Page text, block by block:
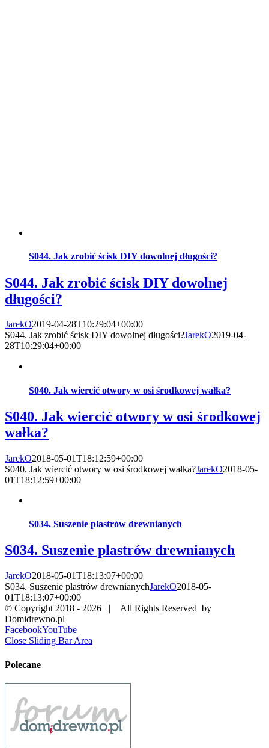
S044. Jak zrobić ścisk DIY dowolnej długości?
S044. Jak zrobić ścisk DIY dowolnej
długości?
JarekO2019-04-28T10:29:04+00:00
S044. Jak zrobić ścisk DIY dowolnej długości?JarekO2019-04-
28T10:29:04+00:00
S040. Jak wiercić otwory w osi środkowej wałka?
S040. Jak wiercić otwory w osi środkowej
wałka?
JarekO2018-05-01T18:12:59+00:00
S040. Jak wiercić otwory w osi środkowej wałka?JarekO2018-05-
01T18:12:59+00:00
S034. Suszenie plastrów drewnianych
S034. Suszenie plastrów drewnianych
JarekO2018-05-01T18:13:07+00:00
S034. Suszenie plastrów drewnianychJarekO2018-05-
01T18:13:07+00:00
© Copyright 2018 - 2026 | All Rights Reserved by
Domidrewno.pl
FacebookYouTube
Close Sliding Bar Area
Polecane